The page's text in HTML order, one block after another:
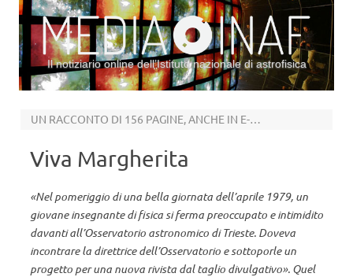
Il notiziario online dell’Istituto nazionale di astrofisica
UN RACCONTO DI 156 PAGINE, ANCHE IN E-BOOK
Viva Margherita
«Nel pomeriggio di una bella giornata dell’aprile 1979, un
giovane insegnante di fisica si ferma preoccupato e intimidito
davanti all’Osservatorio astronomico di Trieste. Doveva
incontrare la direttrice dell’Osservatorio e sottoporle un
progetto per una nuova rivista dal taglio divulgativo». Quel